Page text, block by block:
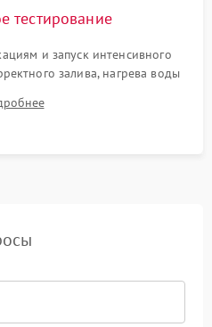
тестирование
и запуск интенсивного
залива, нагрева воды
посторонних шумов,
сухости в поддоне.